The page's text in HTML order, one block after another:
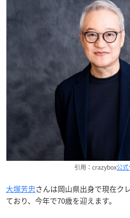
引用：crazybox公式
大塚芳忠さんは岡山県出身で現在ク
ており、今年で70歳を迎えます。